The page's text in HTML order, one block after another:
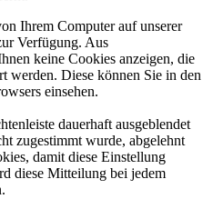
Ihrem Computer auf unserer
Verfügung. Aus
keine Cookies anzeigen, die
werden. Diese können Sie in den
einsehen.
dauerhaft ausgeblendet
zugestimmt wurde, abgelehnt
damit diese Einstellung
diese Mitteilung bei jedem